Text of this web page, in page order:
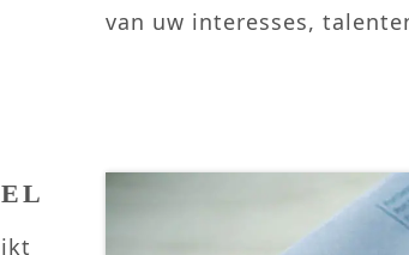
van uw interesses,